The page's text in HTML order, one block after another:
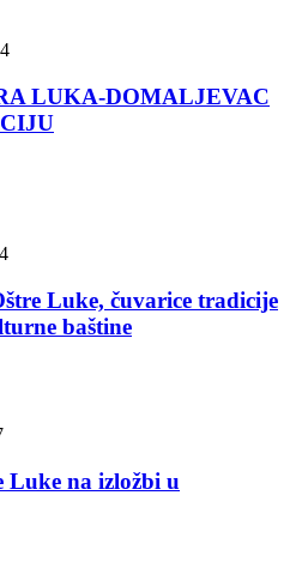
LUKA-DOMALJEVAC
Luke, čuvarice tradicije
baštine
Luke na izložbi u